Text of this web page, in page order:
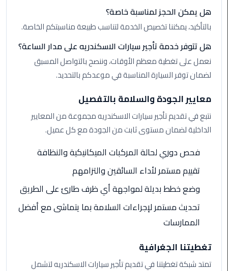
ليموزين
مطار
الي
اسكندرية
العاصمة
ليموزين
مطار
العرب
الدولي
تاكسي
مطار
العرب
هل يمكن الحجز لمناسبة خاصة؟
بالتأكيد، يمكننا تخصيص الخدمة لتناسب طبيعة مناسبتكم الخاصة.
هل تتوفر خدمة تأجير سيارات الاسكندريه على مدار الساعة؟
نعمل على تغطية معظم الأوقات، وننصح بالتواصل المسبق
لضمان توفر السيارة المناسبة في موعدكم بالتحديد.
معايير الجودة والسلامة بالتفصيل
نتبع في تقديم تأجير سيارات الاسكندريه مجموعة من المعايير
الداخلية لضمان مستوى ثابت من الجودة مع كل عميل.
فحص دوري لحالة المركبات الميكانيكية والنظافة
تقييم مستمر لأداء السائقين والتزامهم
وضع خطط بديلة لمواجهة أي ظرف طارئ على الطريق
تحديث مستمر لإجراءات السلامة بما يتماشى مع أفضل
الممارسات
تغطيتنا الجغرافية
تمتد شبكة تغطيتنا في تقديم تأجير سيارات الاسكندريه لتشمل